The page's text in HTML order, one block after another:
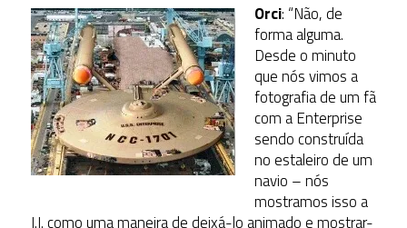
Orci: “Não, de
forma alguma.
Desde o minuto
que nós vimos a
fotografia de um fã
com a Enterprise
sendo construída
no estaleiro de um
navio – nós
mostramos isso a
J.J. como uma maneira de deixá-lo animado e mostrar-